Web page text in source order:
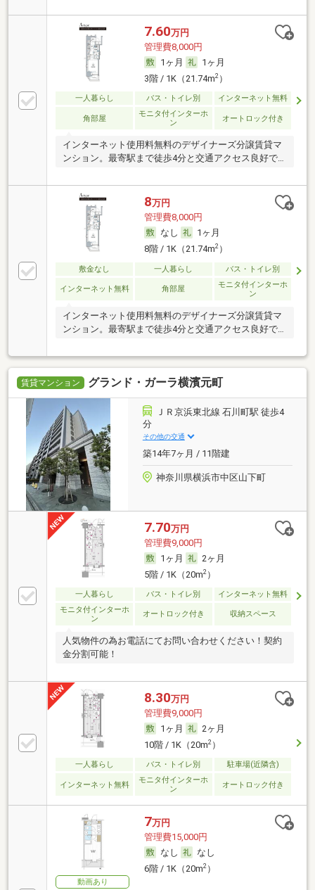
7.60万円
管理費8,000円
1ヶ月
1ヶ月
3階 / 1K（21.74m2）
一人暮らし バス・トイレ別 インターネット無料
角部屋
モニタ付インターホ
ン
オートロック付き
インターネット使用料無料のデザイナーズ分譲賃貸マ
ンション。最寄駅まで徒歩4分と交通アクセス良好で
8万円
管理費8,000円
なし
1ヶ月
8階 / 1K（21.74m2）
敷金なし 一人暮らし バス・トイレ別
インターネット無料 角部屋
モニタ付インターホ
ン
インターネット使用料無料のデザイナーズ分譲賃貸マ
ンション。最寄駅まで徒歩4分と交通アクセス良好で
賃貸マンション グランド・ガーラ横濱元町
ＪＲ京浜東北線 石川町駅 徒歩4
分
その他の交通
築14年7ヶ月 / 11階建
神奈川県横浜市中区山下町
7.70万円
管理費9,000円
1ヶ月
2ヶ月
5階 / 1K（20m2）
一人暮らし バス・トイレ別
インターネット無料
モニタ付インターホ
ン
オートロック付き 収納スペース
人気物件の為お電話にてお問い合わせください！契約
金分割可能！
8.30万円
管理費9,000円
1ヶ月
2ヶ月
10階 / 1K（20m2）
一人暮らし バス・トイレ別 駐車場(近隣含)
インターネット無料
モニタ付インターホ
ン
オートロック付き
動画あり
7万円
管理費15,000円
なし
なし
6階 / 1K（20m2）